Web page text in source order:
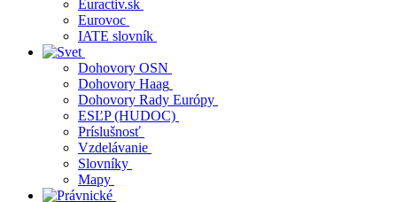
Euractiv.sk
Eurovoc
IATE slovník
Dohovory OSN
Dohovory Haag
Dohovory Rady Európy
ESĽP (HUDOC)
Príslušnosť
Vzdelávanie
Slovníky
Mapy